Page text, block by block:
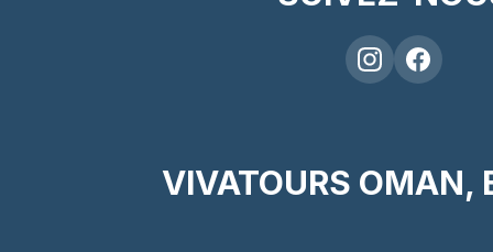
VIVATOURS OMAN,